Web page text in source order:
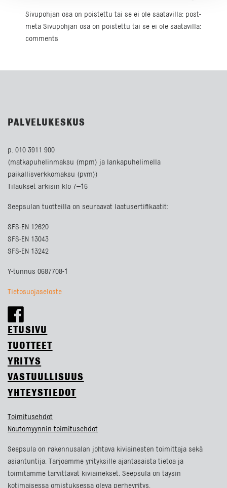
Sivupohjan osa on poistettu tai se ei ole saatavilla: post-
meta Sivupohjan osa on poistettu tai se ei ole saatavilla:
comments
PALVELUKESKUS
p. 010 3911 900
(matkapuhelinmaksu (mpm) ja lankapuhelimella
paikallisverkkomaksu (pvm))
Tilaukset arkisin klo 7–16
Seepsulan tuotteilla on seuraavat laatusertifikaatit:
SFS-EN 12620
SFS-EN 13043
SFS-EN 13242
Y-tunnus 0687708-1
Tietosuojaseloste
ETUSIVU
TUOTTEET
YRITYS
VASTUULLISUUS
YHTEYSTIEDOT
Toimitusehdot
Noutomyynnin toimitusehdot
Seepsula on rakennusalan johtava kiviainesten toimittaja sekä
asiantuntija. Tarjoamme yrityksille ajantasaista tietoa ja
toimitamme tarvittavat kiviainekset. Seepsula on täysin
kotimaisessa omistuksessa oleva perheyritys.